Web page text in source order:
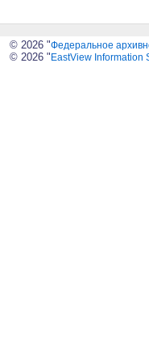
© 2026 "Федеральное
© 2026 " EastView Information